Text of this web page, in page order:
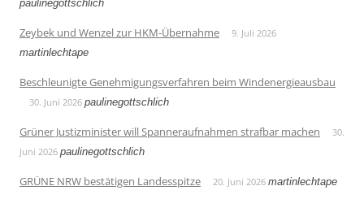
paulinegottschlich
Zeybek und Wenzel zur HKM-Übernahme
9. Juli 2026
martinlechtape
Beschleunigte Genehmigungsverfahren beim Windenergieausbau
30. Juni 2026 paulinegottschlich
Grüner Justizminister will Spanneraufnahmen strafbar machen
30.
Juni 2026 paulinegottschlich
GRÜNE NRW bestätigen Landesspitze 20. Juni 2026 martinlechtape